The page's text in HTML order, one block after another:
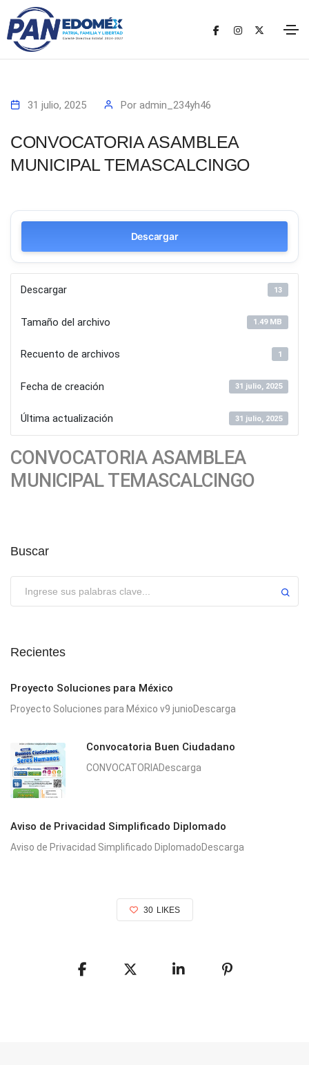
31 julio, 2025 Por admin_234yh46
CONVOCATORIA ASAMBLEA
MUNICIPAL TEMASCALCINGO
Descargar
Descargar 13
Tamaño del archivo 1.49 MB
Recuento de archivos 1
Fecha de creación 31 julio, 2025
Última actualización 31 julio, 2025
CONVOCATORIA ASAMBLEA
MUNICIPAL TEMASCALCINGO
Buscar
Recientes
Proyecto Soluciones para México
Proyecto Soluciones para México v9 junioDescarga
Convocatoria Buen Ciudadano
CONVOCATORIADescarga
Aviso de Privacidad Simplificado Diplomado
Aviso de Privacidad Simplificado DiplomadoDescarga
30 LIKES